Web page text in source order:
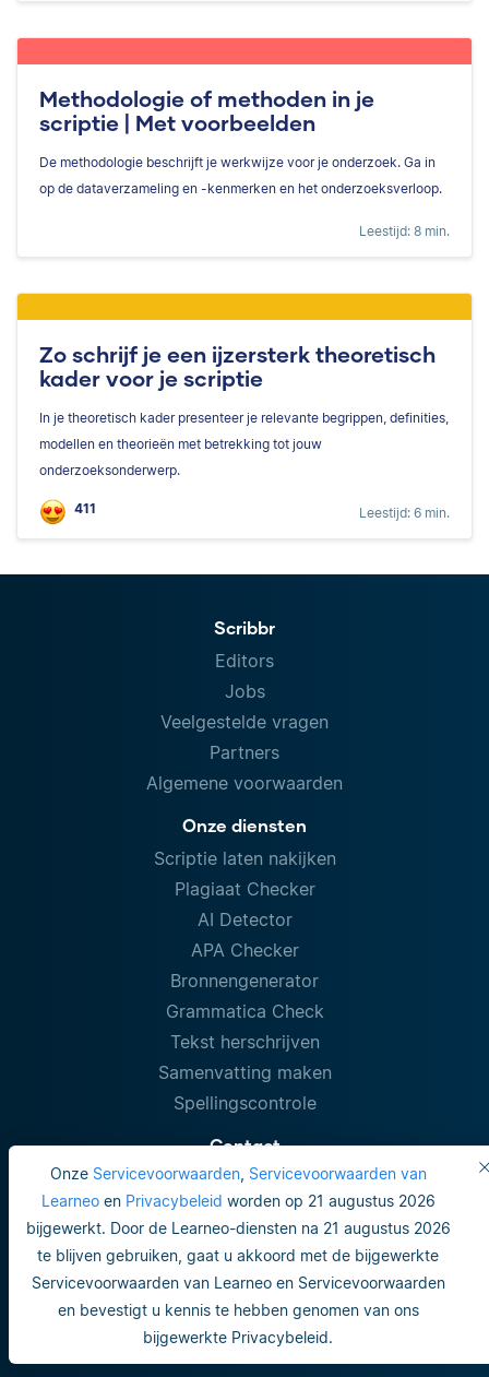
Onze Servicevoorwaarden, Servicevoorwaarden van
Learneoen Privacybeleid worden op 21 augustus 2026
bijgewerkt. Door de Learneo-diensten na 21 augustus 2026
te blijven gebruiken, gaat u akkoord met de bijgewerkte
Servicevoorwaarden van Learneo en Servicevoorwaarden
en bevestigt u kennis te hebben genomen van ons
bijgewerkte Privacybeleid.
Methodologie of methoden in je
scriptie | Met voorbeelden
De methodologie beschrijft je werkwijze voor je onderzoek. Ga in
op de dataverzameling en -kenmerken en het onderzoeksverloop.
Leestijd: 8 min.
Zo schrijf je een ijzersterk theoretisch
kader voor je scriptie
In je theoretisch kader presenteer je relevante begrippen, definities,
modellen en theorieën met betrekking tot jouw
onderzoeksonderwerp.
411 Leestijd: 6 min.
Scribbr
Editors
Jobs
Veelgestelde vragen
Partners
Algemene voorwaarden
Onze diensten
Scriptie laten nakijken
Plagiaat Checker
AI Detector
APA Checker
Bronnengenerator
Grammatica Check
Tekst herschrijven
Samenvatting maken
Spellingscontrole
Contact
KvK: 67863019
Singel 542 Amsterdam